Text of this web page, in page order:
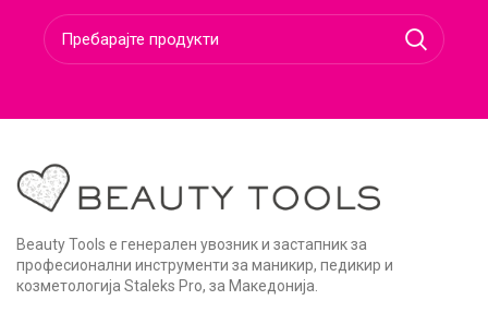
Beauty Tools е генерален увозник и застапник за
професионални инструменти за маникир, педикир и
козметологија Staleks Pro, за Македонија.